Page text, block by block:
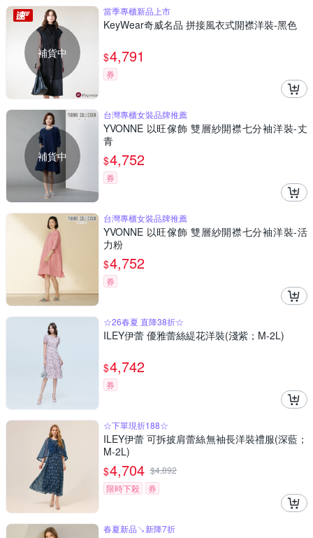
補貨中
當季專櫃新品上市
KeyWear奇威名品 拼接風衣式開襟洋裝-黑色
$4,791
券
補貨中
台灣專櫃女裝品牌推薦
YVONNE 以旺傢飾 雙層紗開襟七分袖洋裝-丈
青
$4,752
券
台灣專櫃女裝品牌推薦
YVONNE 以旺傢飾 雙層紗開襟七分袖洋裝-活
力粉
$4,752
券
☆26春夏 直降38折☆
ILEY伊蕾 優雅蕾絲緹花洋裝(淺紫；M-2L)
$4,742
券
☆下單現折188☆
ILEY伊蕾 可拆披肩蕾絲無袖長洋裝禮服(深藍；
M-2L)
$4,704 $4,892
限時下殺
券
春夏新品↘新降7折